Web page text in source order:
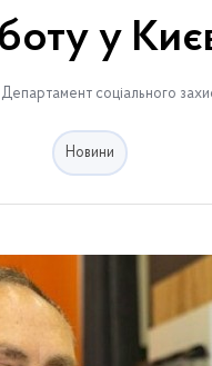
у
соціального
Новини